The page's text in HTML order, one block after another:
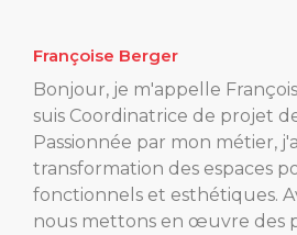
Françoise Berger
Bonjour, je m'appelle
suis Coordinatrice de projet
Passionnée par mon métier,
transformation des espaces
fonctionnels et esthétiques.
nous mettons en œuvre des